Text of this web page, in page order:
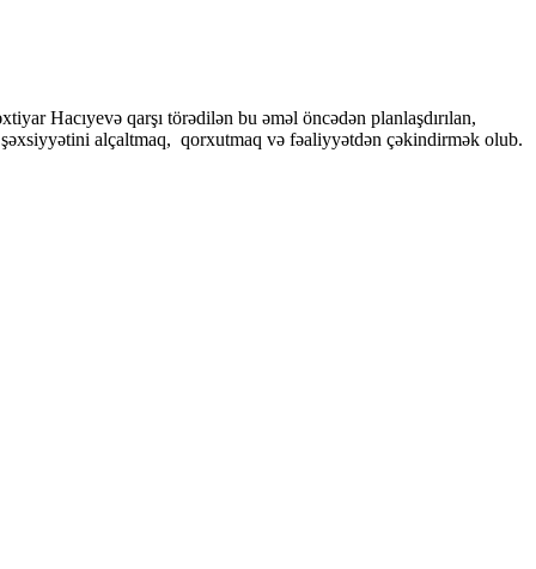
Hacıyevə qarşı törədilən bu əməl öncədən planlaşdırılan,
alçaltmaq, qorxutmaq və fəaliyyətdən çəkindirmək olub.